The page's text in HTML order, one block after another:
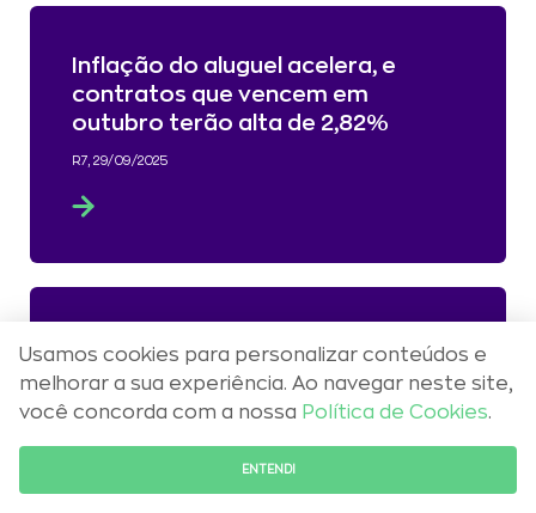
FALE COM O ESPECIALISTA
Inflação do aluguel acelera, e
contratos que vencem em
outubro terão alta de 2,82%
R7, 29/09/2025
Horas no trânsito, comida e
aluguel: como o dia a dia influencia
na adaptação à universidade
Usamos cookies para personalizar conteúdos e
melhorar a sua experiência. Ao navegar neste site,
você concorda com a nossa Política de Cookies.
ENTENDI